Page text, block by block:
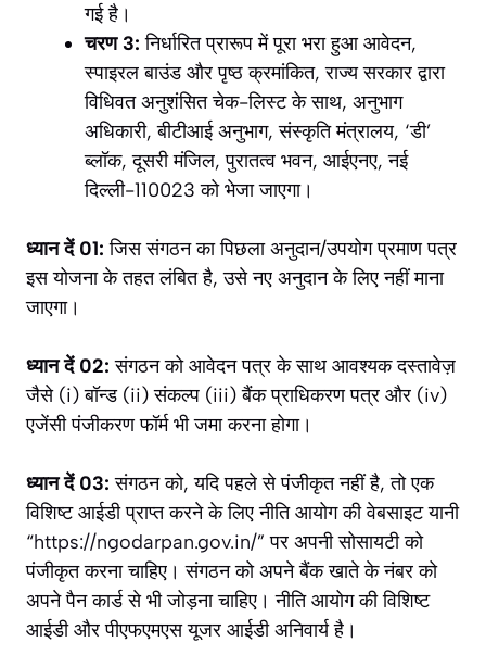
गई है।
चरण 3: निर्धारित प्रारूप में पूरा भरा हुआ आवेदन,
स्पाइरल बाउंड और पृष्ठ क्रमांकित, राज्य सरकार द्वारा
विधिवत अनुशंसित चेक-लिस्ट के साथ, अनुभाग
अधिकारी, बीटीआई अनुभाग, संस्कृति मंत्रालय, ‘डी’
ब्लॉक, दूसरी मंजिल, पुरातत्व भवन, आईएनए, नई
दिल्ली-110023 को भेजा जाएगा।
ध्यान दें 01: जिस संगठन का पिछला अनुदान/उपयोग प्रमाण पत्र
इस योजना के तहत लंबित है, उसे नए अनुदान के लिए नहीं माना
जाएगा।
ध्यान दें 02: संगठन को आवेदन पत्र के साथ आवश्यक दस्तावेज़
जैसे (i) बॉन्ड (ii) संकल्प (iii) बैंक प्राधिकरण पत्र और (iv)
एजेंसी पंजीकरण फॉर्म भी जमा करना होगा।
ध्यान दें 03: संगठन को, यदि पहले से पंजीकृत नहीं है, तो एक
विशिष्ट आईडी प्राप्त करने के लिए नीति आयोग की वेबसाइट यानी
“https://ngodarpan.gov.in/” पर अपनी सोसायटी को
पंजीकृत करना चाहिए। संगठन को अपने बैंक खाते के नंबर को
अपने पैन कार्ड से भी जोड़ना चाहिए। नीति आयोग की विशिष्ट
आईडी और पीएफएमएस यूजर आईडी अनिवार्य है।